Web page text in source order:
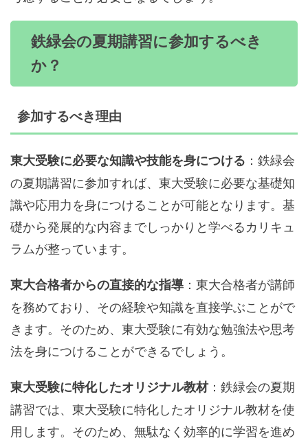
鉄緑会の夏期講習に参加するべき
か？
参加するべき理由
東大受験に必要な知識や技能を身につける ：鉄緑会
の夏期講習に参加すれば、東大受験に必要な基礎知
識や応用力を身につけることが可能となります。基
礎から発展的な内容までしっかりと学べるカリキュ
ラムが整っています。
東大合格者からの直接的な指導 ：東大合格者が講師
を務めており、その経験や知識を直接学ぶことがで
きます。そのため、東大受験に有効な勉強法や思考
法を身につけることができるでしょう。
東大受験に特化したオリジナル教材：鉄緑会の夏期
講習では、東大受験に特化したオリジナル教材を使
用します。そのため、無駄なく効率的に学習を進め